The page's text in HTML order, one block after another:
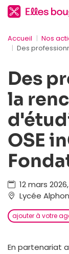
Accueil Nos
Des
Des
la
OSE
12 mars
Lycée
ajouter à votre
En partenariat